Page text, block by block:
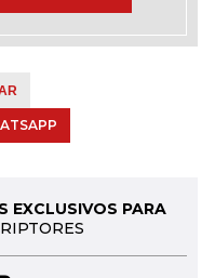
EXCLUSIVOS PARA